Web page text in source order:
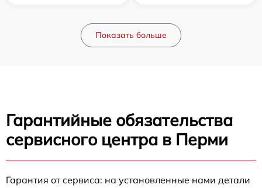
Показать больше
Гарантийные обязательства
сервисного центра в Перми
Гарантия от сервиса: на установленные нами детали